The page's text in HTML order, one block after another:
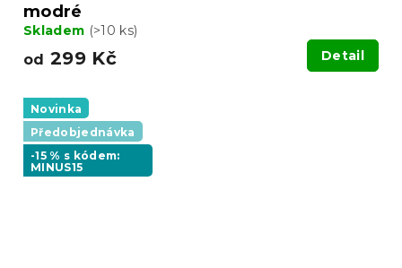
modré
Skladem (>10 ks)
od 299 Kč Detail
Novinka
Předobjednávka
-15 % s kódem:
MINUS15